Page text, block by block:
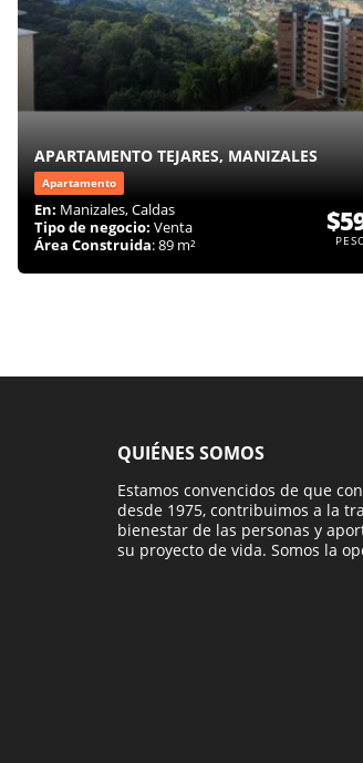
APARTAMENTO TEJARES, MANIZALES
Apartamento
En: Manizales, Caldas
Tipo de negocio: Venta
Área Construida: 89 m²
QUIÉNES SOMOS
Estamos convencidos de que
desde 1975, contribuimos a la
bienestar de las personas y
su proyecto de vida. Somos la